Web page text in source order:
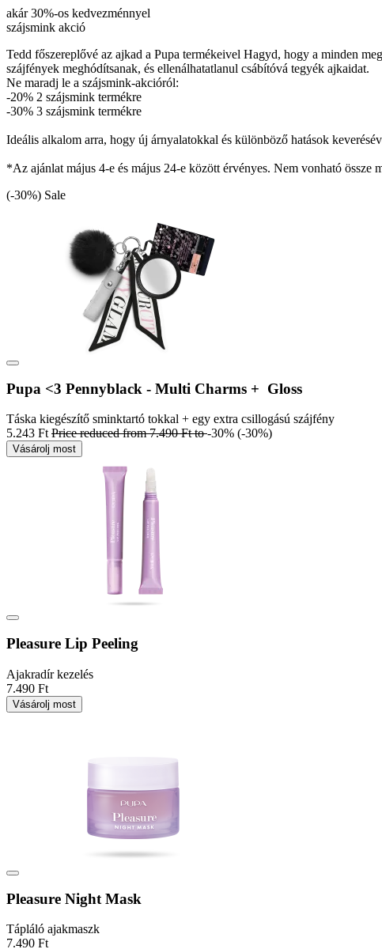
akár 30%-os kedvezménnyel
szájsmink akció
Tedd főszereplővé az ajkad a Pupa termékeivel Hagyd, hogy a minden
szájfények meghódítsanak, és ellenálhatatlanul csábítóvá tegyék ajkaidat.
Ne maradj le a szájsmink-akcióról:
-20% 2 szájsmink termékre
-30% 3 szájsmink termékre
Ideális alkalom arra, hogy új árnyalatokkal és különböző hatások
*Az ajánlat május 4-e és május 24-e között érvényes. Nem vonható össze
(-30%) Sale
Pupa <3 Pennyblack - Multi Charms + Gloss
Táska kiegészítő sminktartó tokkal + egy extra csillogású szájfény
5.243 FtPrice reduced from7.490 Ftto-30% (-30%)
Vásárolj most
Pleasure Lip Peeling
Ajakradír kezelés
7.490 Ft
Vásárolj most
Pleasure Night Mask
Tápláló ajakmaszk
7.490 Ft